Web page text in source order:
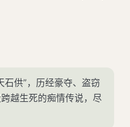
石供”，历经豪夺、盗窃
越生死的痴情传说，尽